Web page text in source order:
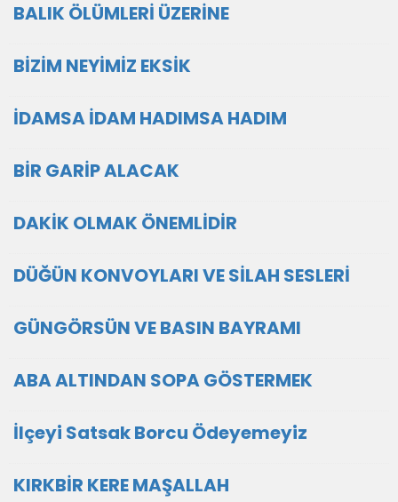
BALIK ÖLÜMLERİ ÜZERİNE
BİZİM NEYİMİZ EKSİK
İDAMSA İDAM HADIMSA HADIM
BİR GARİP ALACAK
DAKİK OLMAK ÖNEMLİDİR
DÜĞÜN KONVOYLARI VE SİLAH SESLERİ
GÜNGÖRSÜN VE BASIN BAYRAMI
ABA ALTINDAN SOPA GÖSTERMEK
İlçeyi Satsak Borcu Ödeyemeyiz
KIRKBİR KERE MAŞALLAH